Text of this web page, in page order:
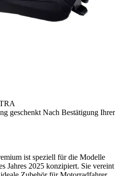
geschenkt Nach Bestätigung Ihrer
ist speziell für die Modelle
Jahres 2025 konzipiert. Sie vereint